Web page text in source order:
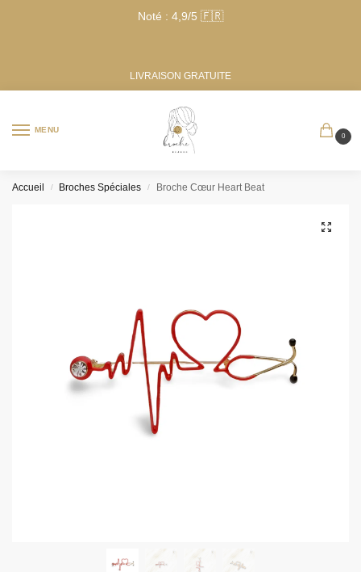
Noté : 4,9/5 🇫🇷
LIVRAISON GRATUITE
MENU
0
Accueil / Broches Spéciales / Broche Cœur Heart Beat